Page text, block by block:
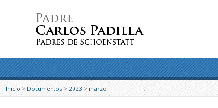
Inicio >Documentos> 2023 > marzo